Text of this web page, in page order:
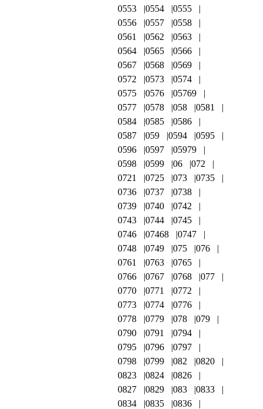
0553
0554
0555
0556
0557
0558
0561
0562
0563
0564
0565
0566
0567
0568
0569
0572
0573
0574
0575
0576
05769
0577
0578 058
0581
0584
0585
0586
0587
059 0594
0595
0596
0597
05979
0598
0599 06
072
0721
0725 073
0735
0736
0737
0738
0739
0740
0742
0743
0744
0745
0746
07468
0747
0748
0749 075
076
0761
0763
0765
0766
0767 0768
077
0770
0771
0772
0773
0774
0776
0778
0779 078
079
0790
0791
0794
0795
0796
0797
0798
0799 082
0820
0823
0824
0826
0827
0829 083
0833
0834
0835
0836